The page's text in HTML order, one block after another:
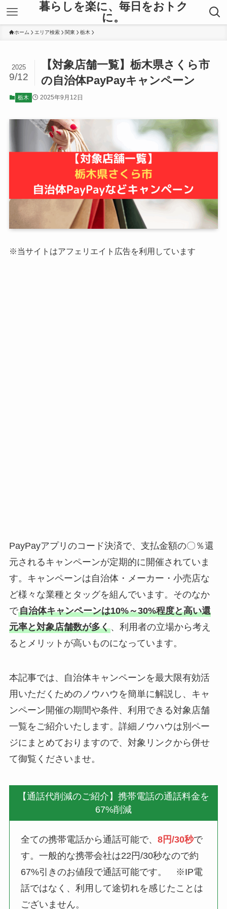
暮らしを楽に、毎日をおトク
に。
ホーム エリア検索 関東 栃木
【対象店舗一覧】栃木県さくら市
の自治体PayPayキャンペーン
2025
9/12
栃木 2025年9月12日
※当サイトはアフェリエイト広告を利用しています
PayPayアプリのコード決済で、支払金額の〇％還
元されるキャンペーンが定期的に開催されていま
す。キャンペーンは自治体・メーカー・小売店な
ど様々な業種とタッグを組んでいます。そのなか
で自治体キャンペーンは10%～30%程度と高い還
元率と対象店舗数が多く、利用者の立場から考え
るとメリットが高いものになっています。
本記事では、自治体キャンペーンを最大限有効活
用いただくためのノウハウを簡単に解説し、キャ
ンペーン開催の期間や条件、利用できる対象店舗
一覧をご紹介いたします。詳細ノウハウは別ペー
ジにまとめておりますので、対象リンクから併せ
て御覧くださいませ。
【通話代削減のご紹介】携帯電話の通話料金を
67%削減
全ての携帯電話から通話可能で、8円/30秒で
す。一般的な携帯会社は22円/30秒なので約
67%引きのお値段で通話可能です。 ※IP電
話ではなく、利用して途切れを感じたことは
ございません。